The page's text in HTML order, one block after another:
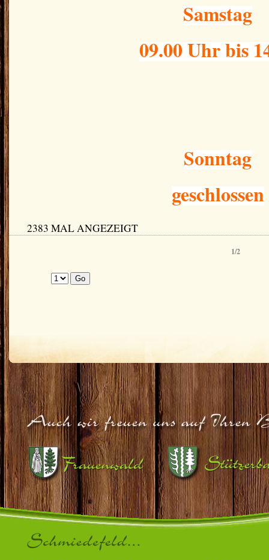
Samstag
09.00 Uhr bis
Sonntag
geschlossen
2383 MAL ANGEZEIGT
1/2